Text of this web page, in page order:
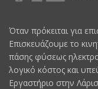
Όταν πρόκειται για
Επισκευάζουμε το
πάσης φύσεως
λογικό κόστος και
Εργαστήριο στην